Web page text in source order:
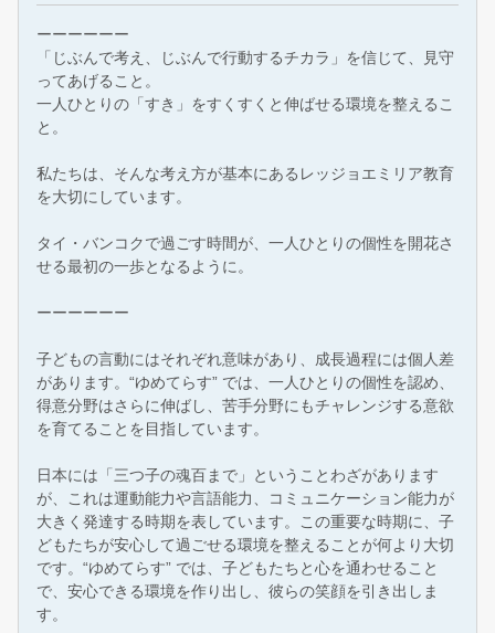
ーーーーーー
「じぶんで考え、じぶんで行動するチカラ」を信じて、見守
ってあげること。
一人ひとりの「すき」をすくすくと伸ばせる環境を整えるこ
と。
私たちは、そんな考え方が基本にあるレッジョエミリア教育
を大切にしています。
タイ・バンコクで過ごす時間が、一人ひとりの個性を開花さ
せる最初の一歩となるように。
ーーーーーー
子どもの言動にはそれぞれ意味があり、成長過程には個人差
があります。“ゆめてらす” では、一人ひとりの個性を認め、
得意分野はさらに伸ばし、苦手分野にもチャレンジする意欲
を育てることを目指しています。
日本には「三つ子の魂百まで」ということわざがあります
が、これは運動能力や言語能力、コミュニケーション能力が
大きく発達する時期を表しています。この重要な時期に、子
どもたちが安心して過ごせる環境を整えることが何より大切
です。“ゆめてらす” では、子どもたちと心を通わせること
で、安心できる環境を作り出し、彼らの笑顔を引き出しま
す。